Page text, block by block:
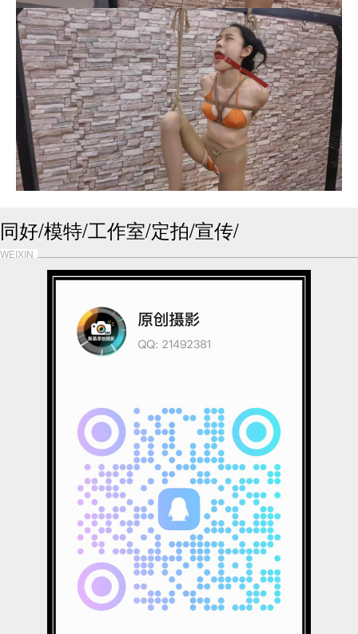
同好/模特/工作室/定拍/宣传/
WEIXIN